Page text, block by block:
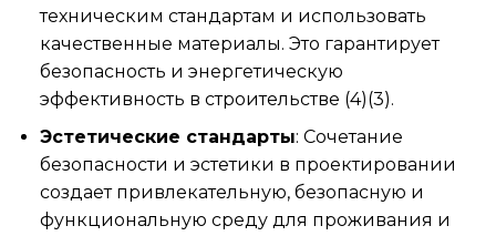
техническим стандартам и использовать
качественные материалы. Это гарантирует
безопасность и энергетическую
эффективность в строительстве (4)(3).
Эстетические стандарты: Сочетание
безопасности и эстетики в проектировании
создает привлекательную, безопасную и
функциональную среду для проживания и